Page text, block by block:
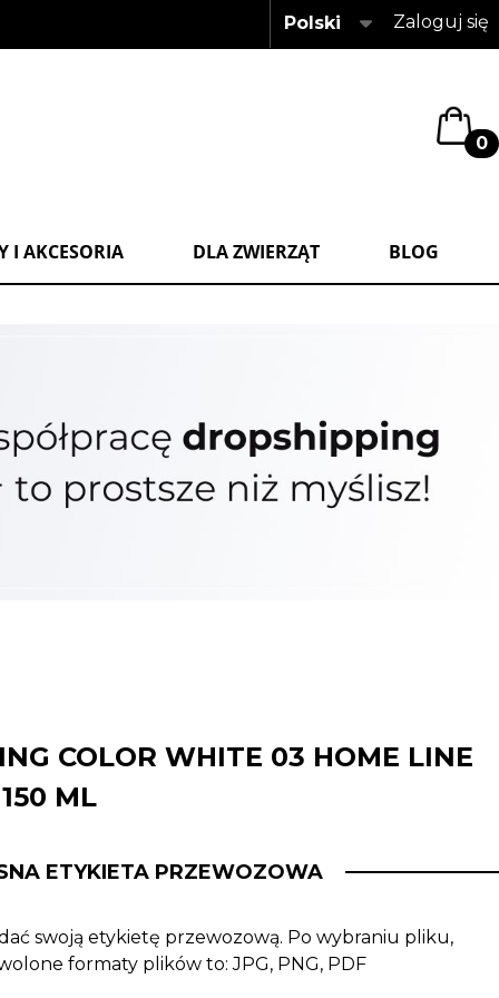
Zaloguj się
Polski
0
I AKCESORIA DLA ZWIERZĄT BLOG
COLOR WHITE 03 HOME LINE
ML
ETYKIETA PRZEWOZOWA
swoją etykietę przewozową. Po wybraniu pliku,
formaty plików to: JPG, PNG, PDF